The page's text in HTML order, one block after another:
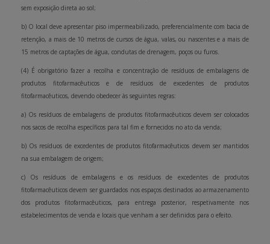
sem exposição direta ao sol;
b) O local deve apresentar piso impermeabilizado, preferencialmente com bacia de
retenção, a mais de 10 metros de cursos de água, valas, ou nascentes e a mais de
15 metros de captações de água, condutas de drenagem, poços ou furos.
(4) É obrigatório fazer a recolha e concentração de resíduos de embalagens de
produtos fitofarmacêuticos e de resíduos de excedentes de produtos
fitofarmacêuticos, devendo obedecer às seguintes regras:
a) Os resíduos de embalagens de produtos fitofarmacêuticos devem ser colocados
nos sacos de recolha específicos para tal fim e fornecidos no ato da venda;
b) Os resíduos de excedentes de produtos fitofarmacêuticos devem ser mantidos
na sua embalagem de origem;
c) Os resíduos de embalagens e os resíduos de excedentes de produtos
fitofarmacêuticos devem ser guardados nos espaços destinados ao armazenamento
dos produtos fitofarmacêuticos, para entrega posterior, respetivamente nos
estabelecimentos de venda e locais que venham a ser definidos para o efeito.